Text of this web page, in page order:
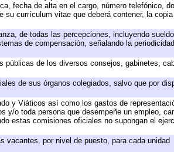
fecha de alta en el cargo, número telefónico,
su currículum vitae que deberá contener, la copia
de todas las percepciones, incluyendo
de compensación, señalando la
públicas de los diversos consejos, gabinetes,
de sus órganos colegiados, salvo que por
y Viáticos así como los gastos de
y/o toda persona que desempeñe un empleo,
estas comisiones oficiales no supongan el
vacantes, por nivel de puesto, para cada unidad